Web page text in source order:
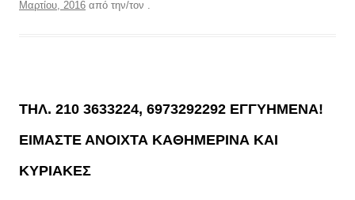
Μαρτίου, 2016 από την/τον
ΤΗΛ. 210 3633224, 6973292292 ΕΓΓΥΗΜΕΝΑ!
ΕΙΜΑΣΤΕ ΑΝΟΙΧΤΑ ΚΑΘΗΜΕΡΙΝΑ ΚΑΙ
ΚΥΡΙΑΚΕΣ